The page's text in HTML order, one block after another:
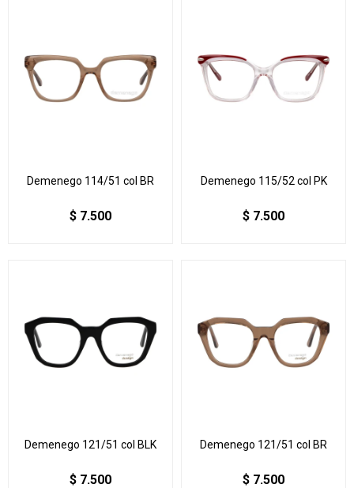
Demenego 114/51 col BR
$ 7.500
Demenego 115/52 col PK
$ 7.500
Demenego 121/51 col BLK
$ 7.500
Demenego 121/51 col BR
$ 7.500